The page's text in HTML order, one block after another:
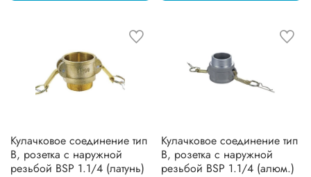
Кулачковое соединение тип
B, розетка с наружной
резьбой BSP 1.1/4 (латунь)
Кулачковое соединение тип
B, розетка с наружной
резьбой BSP 1.1/4 (алюм.)